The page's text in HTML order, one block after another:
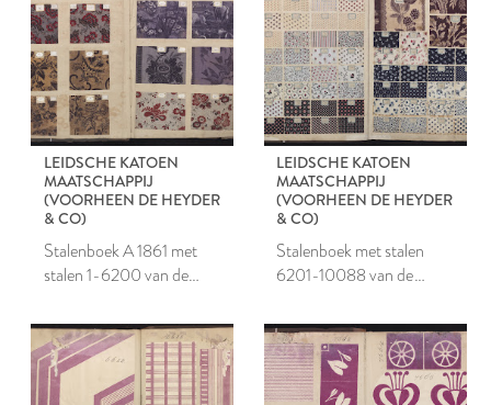
LEIDSCHE KATOEN
MAATSCHAPPIJ
(VOORHEEN DE HEYDER
& CO)
Stalenboek A 1861 met
stalen 1-6200 van de
Maatschappij
LEIDSCHE KATOEN
MAATSCHAPPIJ
(VOORHEEN DE HEYDER
& CO)
Stalenboek met stalen
6201-10088 van de
Maatschappij